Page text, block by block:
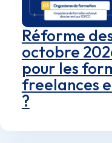
Réforme
octobre
pour les
freelances
?